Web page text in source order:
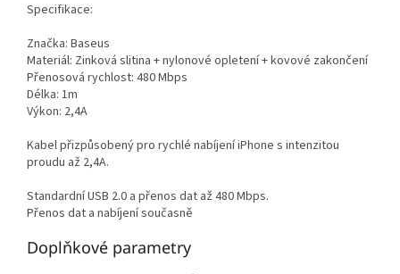
Specifikace:
Značka: Baseus
Materiál: Zinková slitina + nylonové opletení + kovové zakončení
Přenosová rychlost: 480 Mbps
Délka: 1m
Výkon: 2,4A
Kabel přizpůsobený pro rychlé nabíjení iPhone s intenzitou
proudu až 2,4A.
Standardní USB 2.0 a přenos dat až 480 Mbps.
Přenos dat a nabíjení současně
Doplňkové parametry